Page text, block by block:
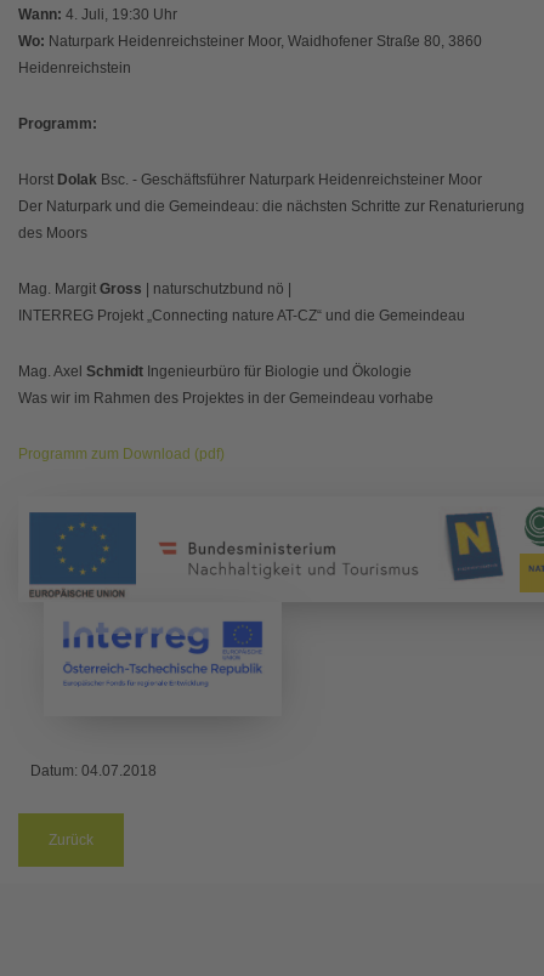
Wann: 4. Juli, 19:30 Uhr
Wo: Naturpark Heidenreichsteiner Moor, Waidhofener Straße 80, 3860
Heidenreichstein
Programm:
Horst Dolak Bsc. - Geschäftsführer Naturpark Heidenreichsteiner Moor
Der Naturpark und die Gemeindeau: die nächsten Schritte zur Renaturierung
des Moors
Mag. Margit Gross | naturschutzbund nö |
INTERREG Projekt „Connecting nature AT-CZ“ und die Gemeindeau
Mag. Axel Schmidt Ingenieurbüro für Biologie und Ökologie
Was wir im Rahmen des Projektes in der Gemeindeau vorhabe
Programm zum Download (pdf)
Datum: 04.07.2018
Zurück